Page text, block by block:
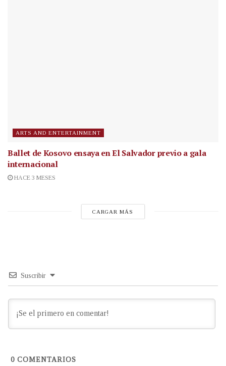
ARTS AND ENTERTAINMENT
Ballet de Kosovo ensaya en El Salvador previo a gala
internacional
HACE 3 MESES
CARGAR MÁS
Suscribir
0 COMENTARIOS